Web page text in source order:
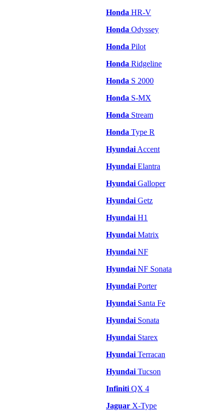
Honda HR-V
Honda Odyssey
Honda Pilot
Honda Ridgeline
Honda S 2000
Honda S-MX
Honda Stream
Honda Type R
Hyundai Accent
Hyundai Elantra
Hyundai Galloper
Hyundai Getz
Hyundai H1
Hyundai Matrix
Hyundai NF
Hyundai NF Sonata
Hyundai Porter
Hyundai Santa Fe
Hyundai Sonata
Hyundai Starex
Hyundai Terracan
Hyundai Tucson
Infiniti QX 4
Jaguar X-Type